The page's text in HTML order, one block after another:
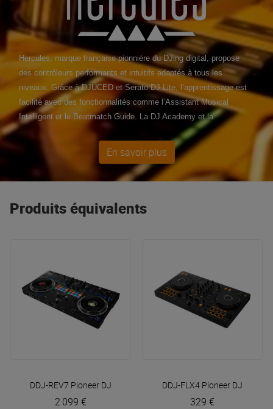
Hercules, marque française pionnière du DJing digital, propose
des contrôleurs performants et intuitifs adaptés à tous les
niveaux. Grâce à DJUCED et Serato DJ Lite, l’apprentissage est
facilité avec des fonctionnalités comme l’Assistant Musical
Intelligent et le Beatmatch Guide. La DJ Academy et la
communauté en ligne accompagnent chaque DJ dans sa
progression. Chaque achat Hercules inclut un écosystème
complet : matériel fiable, logiciel optimisé et musique libre de
droits prête à mixer. Innovation, accessibilité et savoir-faire
perfectionner. Nos best-sellers Hercules : Inpulse T7 Premium,
DJControl Mix Ultra.
En savoir plus
Produits équivalents
DDJ-REV7 Pioneer DJ
2 099 €
DDJ-FLX4 Pioneer DJ
329 €